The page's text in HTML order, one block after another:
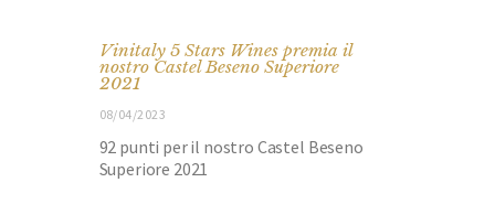
Vinitaly 5 Stars Wines premia il
nostro Castel Beseno Superiore
2021
08/04/2023
92 punti per il nostro Castel Beseno
Superiore 2021